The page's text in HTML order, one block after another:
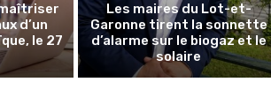
d’un
le 27
Les maires du Lot-et-
Garonne tirent la sonnette
d’alarme sur le biogaz et le
solaire